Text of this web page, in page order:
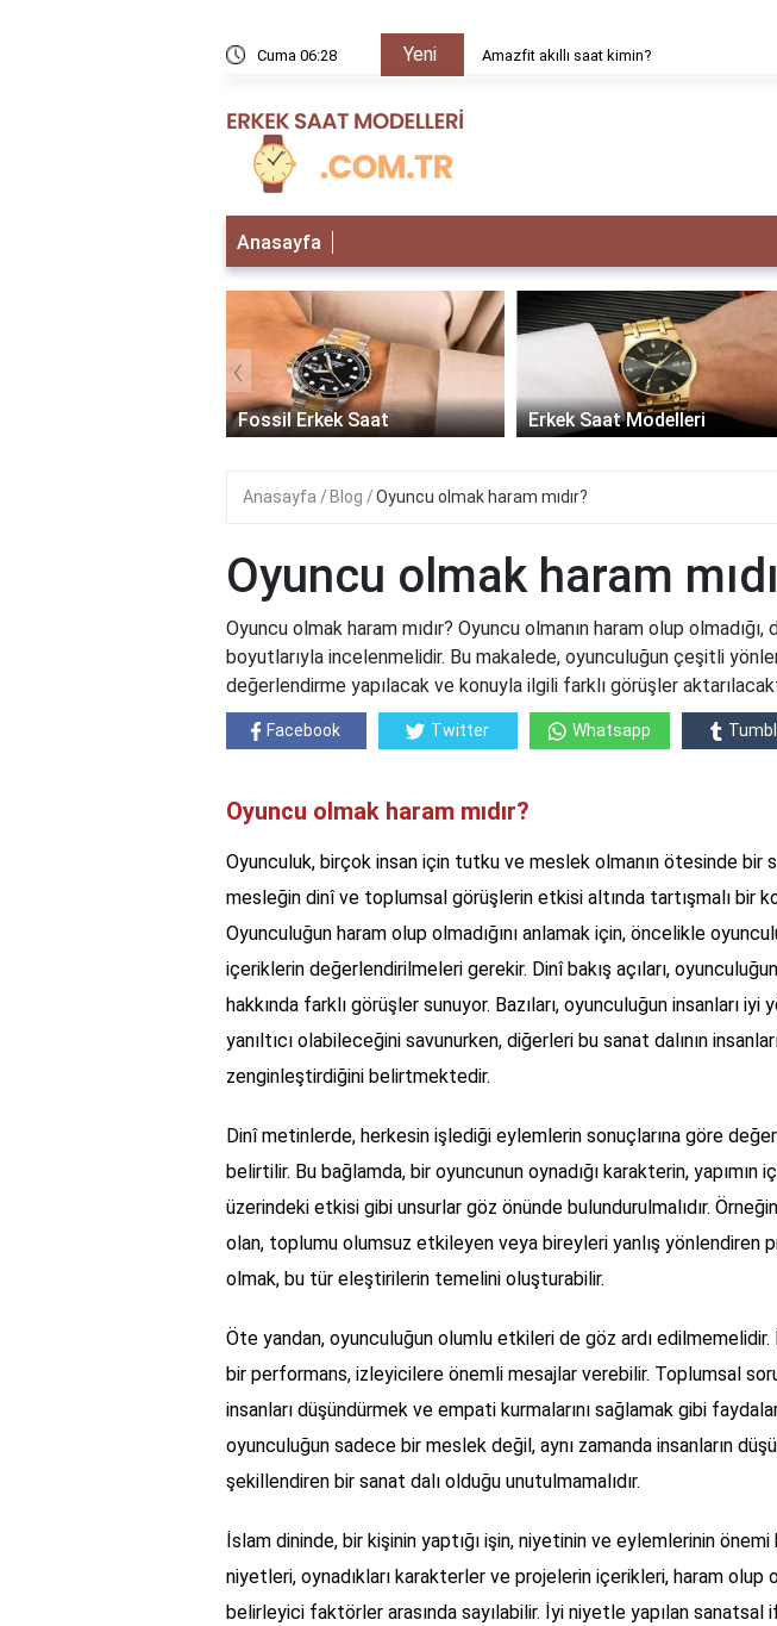
Cuma 06:28 Yeni Amazfit akıllı saat kimin?
Anasayfa
Fossil Erkek Saat Erkek Saat Modelleri
‹
Anasayfa Blog Oyuncu olmak haram mıdır?
Oyuncu olmak haram
Oyuncu olmak haram mıdır? Oyuncu olmanın haram olup
boyutlarıyla incelenmelidir. Bu makalede, oyunculuğun çeşitli
değerlendirme yapılacak ve konuyla ilgili farklı görüşler
Facebook Twitter Whatsapp
Oyuncu olmak haram mıdır?
Oyunculuk, birçok insan için tutku ve meslek olmanın ötesinde bir
mesleğin dinî ve toplumsal görüşlerin etkisi altında tartışmalı bir
Oyunculuğun haram olup olmadığını anlamak için, öncelikle
içeriklerin değerlendirilmeleri gerekir. Dinî bakış açıları,
hakkında farklı görüşler sunuyor. Bazıları, oyunculuğun insanları
yanıltıcı olabileceğini savunurken, diğerleri bu sanat dalının
zenginleştirdiğini belirtmektedir.
Dinî metinlerde, herkesin işlediği eylemlerin sonuçlarına göre
belirtilir. Bu bağlamda, bir oyuncunun oynadığı karakterin, yapımın
üzerindeki etkisi gibi unsurlar göz önünde bulundurulmalıdır.
olan, toplumu olumsuz etkileyen veya bireyleri yanlış yönlendiren
olmak, bu tür eleştirilerin temelini oluşturabilir.
Öte yandan, oyunculuğun olumlu etkileri de göz ardı
bir performans, izleyicilere önemli mesajlar verebilir. Toplumsal
insanları düşündürmek ve empati kurmalarını sağlamak gibi
oyunculuğun sadece bir meslek değil, aynı zamanda insanların
şekillendiren bir sanat dalı olduğu unutulmamalıdır.
İslam dininde, bir kişinin yaptığı işin, niyetinin ve eylemlerinin önemi
niyetleri, oynadıkları karakterler ve projelerin içerikleri, haram olup
belirleyici faktörler arasında sayılabilir. İyi niyetle yapılan